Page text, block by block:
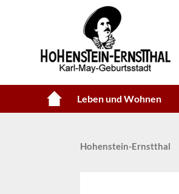
Leben und Wohnen
Hohenstein-Ernstthal